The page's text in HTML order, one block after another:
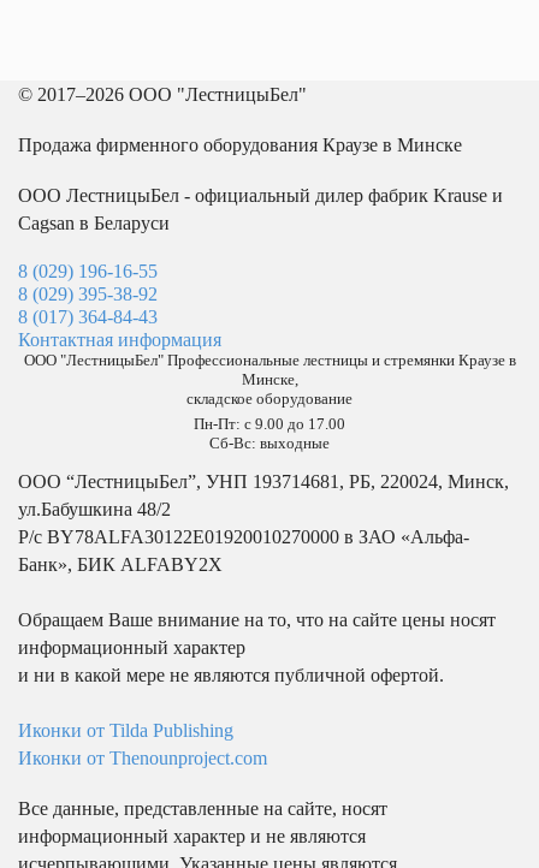
© 2017–2026 ООО "ЛестницыБел"
Продажа фирменного оборудования Краузе в Минске
ООО ЛестницыБел - официальный дилер фабрик Krause и
Cagsan в Беларуси
8 (029) 196-16-55
8 (029) 395-38-92
8 (017) 364-84-43
Контактная информация
ООО "ЛестницыБел" Профессиональные лестницы и стремянки Краузе в
Минске,
складское оборудование
Пн-Пт: с 9.00 до 17.00
Сб-Вс: выходные
ООО “ЛестницыБел”, УНП 193714681, РБ, 220024, Минск,
ул.Бабушкина 48/2
Р/с BY78ALFA30122E01920010270000 в ЗАО «Альфа-
Банк», БИК ALFABY2X
Обращаем Ваше внимание на то, что на сайте цены носят
информационный характер
и ни в какой мере не являются публичной офертой.
Иконки от Tilda Publishing
Иконки от Thenounproject.com
Все данные, представленные на сайте, носят
информационный характер и не являются
исчерпывающими. Указанные цены являются